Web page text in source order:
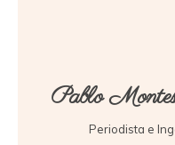
Pablo
Periodista e